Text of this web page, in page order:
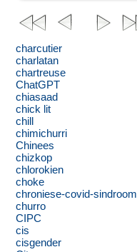
charcutier
charlatan
chartreuse
ChatGPT
chiasaad
chick lit
chill
chimichurri
Chinees
chizkop
chlorokien
choke
chroniese-covid-sindroom
churro
CIPC
cis
cisgender